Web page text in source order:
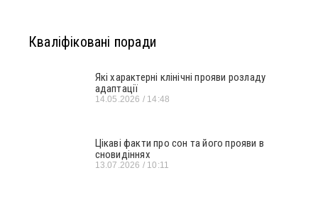
Кваліфіковані поради
Які характерні клінічні прояви розладу
адаптації
14.05.2026 14:48
Цікаві факти про сон та його прояви в
сновидіннях
13.07.2026 10:11